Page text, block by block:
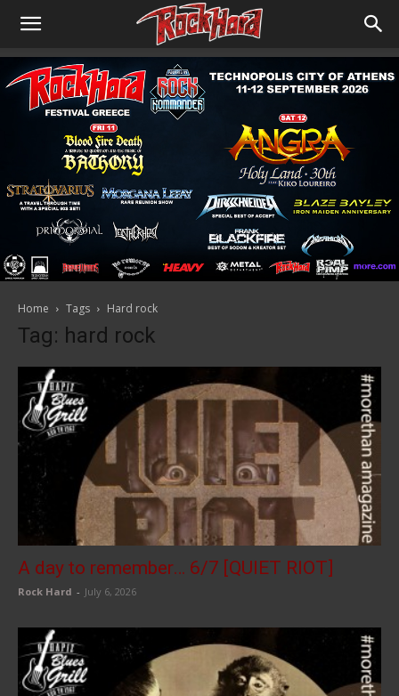
Home Tags Hard rock
Tag: hard rock
A day to remember… 6/7 [QUIET RIOT]
Rock Hard - July 6, 2026